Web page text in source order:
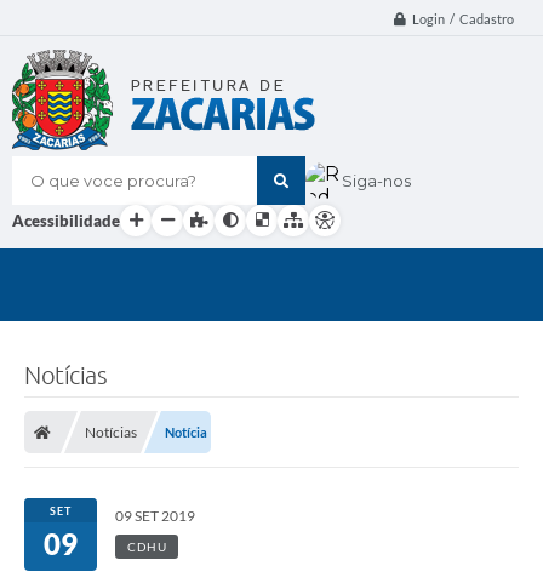
Login / Cadastro
O que voce procura? Siga-nos
Acessibilidade
Notícias
Notícias Notícia
SET
09
09 SET 2019
CDHU